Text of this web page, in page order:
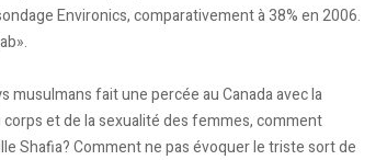
Environics, comparativement à 38% en 2006.
fait une percée au Canada avec la
et de la sexualité des femmes, comment
Shafia? Comment ne pas évoquer le triste sort de